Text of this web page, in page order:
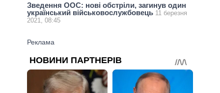
Зведення ООС: нові обстріли, загинув один
український військовослужбовець 11 березня
2021, 08:45